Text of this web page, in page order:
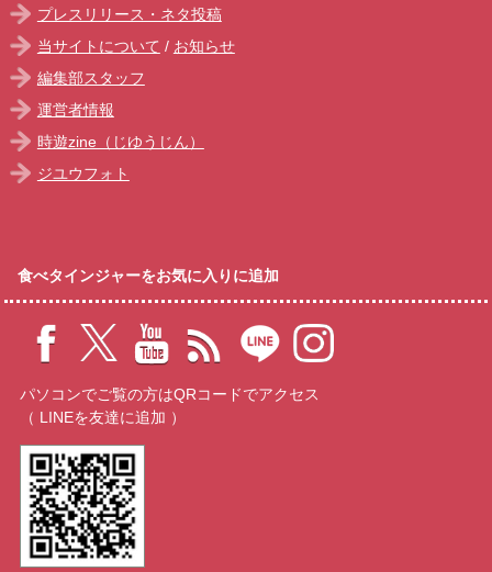
プレスリリース・ネタ投稿
当サイトについて / お知らせ
編集部スタッフ
運営者情報
時遊zine（じゆうじん）
ジユウフォト
食べタインジャーをお気に入りに追加
パソコンでご覧の方はQRコードでアクセス
（ LINEを友達に追加 ）